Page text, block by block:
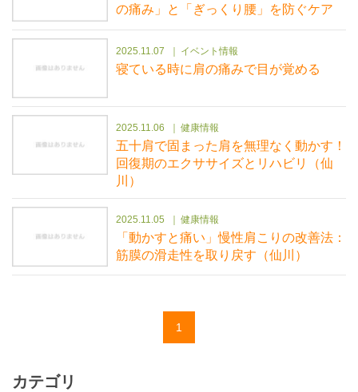
の痛み」と「ぎっくり腰」を防ぐケア
2025.11.07 イベント情報
寝ている時に肩の痛みで目が覚める
2025.11.06 健康情報
五十肩で固まった肩を無理なく動かす！
回復期のエクササイズとリハビリ（仙
川）
2025.11.05 健康情報
「動かすと痛い」慢性肩こりの改善法：
筋膜の滑走性を取り戻す（仙川）
1
カテゴリ